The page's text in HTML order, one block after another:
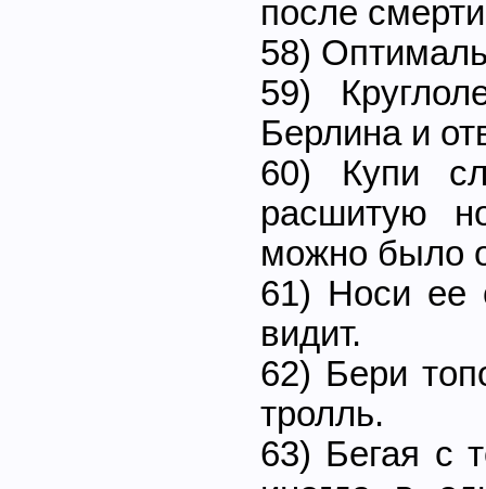
после
58)
59)
Берлина и
60) Купи
расшитую
можно было
61) Носи ее
видит.
62) Бери
тролль.
63) Бегая с